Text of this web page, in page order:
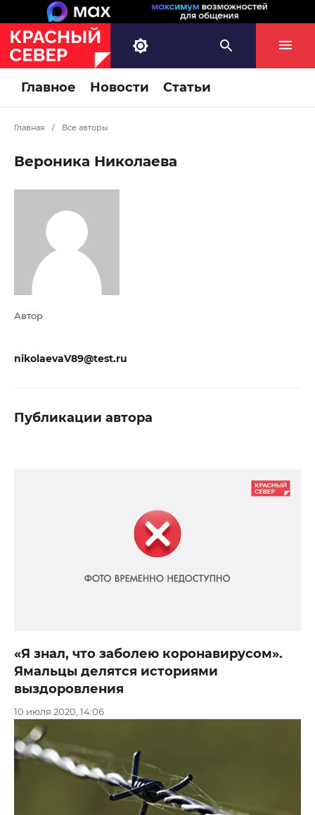
Главное Новости Статьи
Главная / Все авторы
Вероника Николаева
Автор
nikolaevaV89@test.ru
Публикации автора
«Я знал, что заболею коронавирусом».
Ямальцы делятся историями
выздоровления
10 июля 2020, 14:06